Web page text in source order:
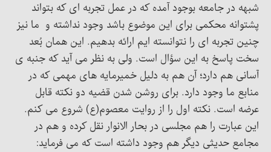
شبهه در جامعه بوجود آمده که در عمل تجربه ای که بتواند
پشتوانه محکمی برای این موضوع باشد وجود نداشته و ما نیز
چنین تجربه ای را نتوانسته ایم ارائه بدهیم. این همان بُعد
سخت پاسخ به این سؤال است. ولی به نظر می آید که جنبه ی
آسانی هم دارد؛ آن هم به دلیل خمیرمایه های مهمی که در
منابع ما وجود دارد. برای روشن شدن قضیه دو نکته قابل
عرضه است. نکته اول را از روایت معصوم(ع) شروع می کنم.
این عبارت را هم مجلسی در بحار الانوار نقل کرده و هم در
مجامع حدیثی دیگر هم وجود داشته است که می فرماید: